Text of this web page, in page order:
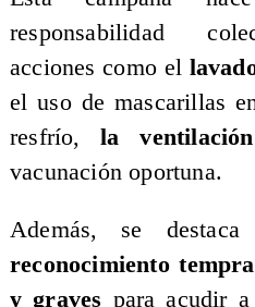
responsabilidad
acciones como el
el uso de mascarillas
resfrío,la
vacunación oportuna.
Además, se
reconocimiento
y graves para acudir